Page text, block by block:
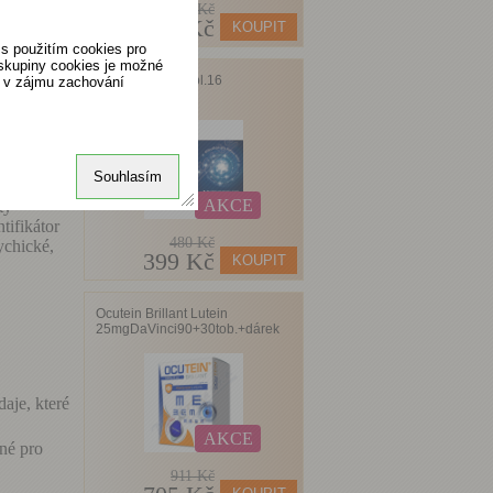
Ostravě,
které
pro
538 Kč
529 Kč
AKCE
Favea Bactoral tbl.16
480 Kč
399 Kč
AKCE
Ocutein Brillant Lutein
25mgDaVinci90+30tob.+dárek
911 Kč
použitím cookies pro
cookies je možné
zájmu zachování
Souhlasím